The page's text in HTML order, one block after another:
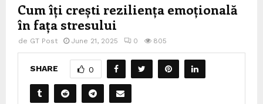
Cum îți crești reziliența emoțională
în fața stresului
de GT Post June 21, 2025 0 805
SHARE 0